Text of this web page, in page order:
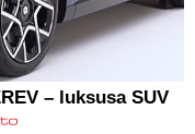
– luksusa SUV